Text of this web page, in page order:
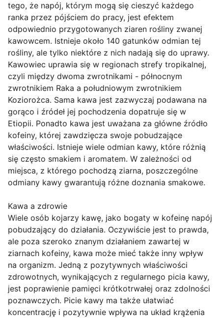
tego, że napój, którym mogą się cieszyć każdego
ranka przez pójściem do pracy, jest efektem
odpowiednio przygotowanych ziaren rośliny zwanej
kawowcem. Istnieje około 140 gatunków odmian tej
rośliny, ale tylko niektóre z nich nadają się do uprawy.
Kawowiec uprawia się w regionach strefy tropikalnej,
czyli między dwoma zwrotnikami - północnym
zwrotnikiem Raka a południowym zwrotnikiem
Koziorożca. Sama kawa jest zazwyczaj podawana na
gorąco i źródeł jej pochodzenia dopatruje się w
Etiopii. Ponadto kawa jest uważana za główne źródło
kofeiny, której zawdzięcza swoje pobudzające
właściwości. Istnieje wiele odmian kawy, które różnią
się często smakiem i aromatem. W zależności od
miejsca, z którego pochodzą ziarna, poszczególne
odmiany kawy gwarantują różne doznania smakowe.
Kawa a zdrowie
Wiele osób kojarzy kawę, jako bogaty w kofeinę napój
pobudzający do działania. Oczywiście jest to prawda,
ale poza szeroko znanym działaniem zawartej w
ziarnach kofeiny, kawa może mieć także inny wpływ
na organizm. Jedną z pozytywnych właściwości
zdrowotnych, wynikających z regularnego picia kawy,
jest poprawienie pamięci krótkotrwałej oraz zdolności
poznawczych. Picie kawy ma także ułatwiać
koncentrację i pozytywnie wpływa na układ krążenia